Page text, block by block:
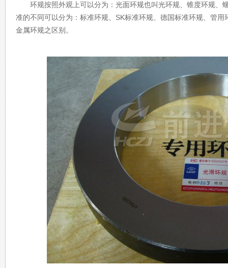
环规按照外观上可以分为：光面环规也叫光环规、锥度环规、
准的不同可以分为：标准环规、SK标准环规、德国标准环规、管
金属环规之区别。